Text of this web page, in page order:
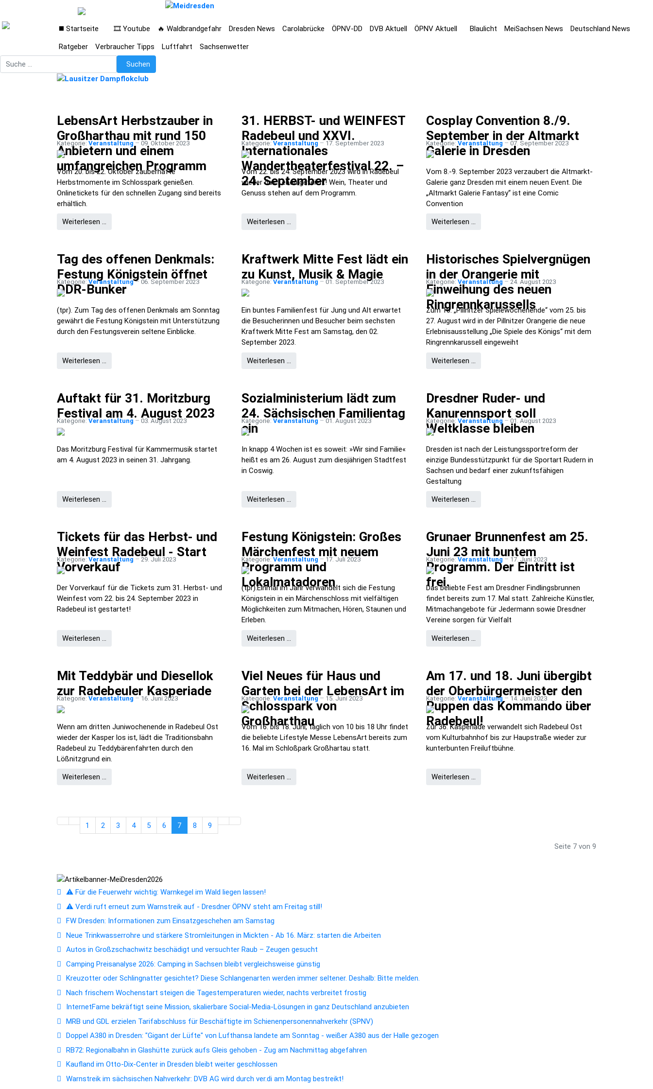
◼️ Startseite 🎞️ Youtube 🔥 Waldbrandgefahr Dresden News Carolabrücke ÖPNV-DD DVB Aktuell ÖPNV Aktuell Blaulicht MeiSachsen News Deutschland News
Ratgeber Verbraucher Tipps Luftfahrt
Sachsenwetter
Suchen
Suchen
LebensArt Herbstzauber in
Großharthau mit rund 150
Anbietern und einem
umfangreichen Programm
Kategorie: Veranstaltung 09. Oktober 2023
Vom 20. bis 22. Oktober zauberhafte
Herbstmomente im Schlosspark genießen.
Onlinetickets für den schnellen Zugang sind bereits
erhältlich.
Weiterlesen …
31. HERBST- und WEINFEST
Radebeul und XXVI.
Internationales
Wandertheaterfestival 22. –
24. September
Kategorie: Veranstaltung 17. September 2023
Vom 22. bis 24. September 2023 wird in Radebeul
wieder das Leben gefeiert! Wein, Theater und
Genuss stehen auf dem Programm.
Weiterlesen …
Cosplay Convention 8./9.
September in der Altmarkt
Galerie in Dresden
Kategorie: Veranstaltung 07. September 2023
Vom 8.-9. September 2023 verzaubert die Altmarkt-
Galerie ganz Dresden mit einem neuen Event. Die
„Altmarkt Galerie Fantasy“ ist eine Comic
Convention
Weiterlesen …
Tag des offenen Denkmals:
Festung Königstein öffnet
DDR-Bunker
Kategorie: Veranstaltung 06. September 2023
(tpr). Zum Tag des offenen Denkmals am Sonntag
gewährt die Festung Königstein mit Unterstützung
durch den Festungsverein seltene Einblicke.
Weiterlesen …
Kraftwerk Mitte Fest lädt ein
zu Kunst, Musik & Magie
Kategorie: Veranstaltung 01. September 2023
Ein buntes Familienfest für Jung und Alt erwartet
die Besucherinnen und Besucher beim sechsten
Kraftwerk Mitte Fest am Samstag, den 02.
September 2023.
Weiterlesen …
Historisches Spielvergnügen
in der Orangerie mit
Einweihung des neuen
Ringrennkarussells
Kategorie: Veranstaltung 24. August 2023
Zum 10. „Pillnitzer Spielewochenende“ vom 25. bis
27. August wird in der Pillnitzer Orangerie die neue
Erlebnisausstellung „Die Spiele des Königs“ mit dem
Ringrennkarussell eingeweiht
Weiterlesen …
Auftakt für 31. Moritzburg
Festival am 4. August 2023
Kategorie: Veranstaltung 03. August 2023
Das Moritzburg Festival für Kammermusik startet
am 4. August 2023 in seinen 31. Jahrgang.
Weiterlesen …
Sozialministerium lädt zum
24. Sächsischen Familientag
ein
Kategorie: Veranstaltung 01. August 2023
In knapp 4 Wochen ist es soweit: »Wir sind Familie«
heißt es am 26. August zum diesjährigen Stadtfest
in Coswig.
Weiterlesen …
Dresdner Ruder- und
Kanurennsport soll
Weltklasse bleiben
Kategorie: Veranstaltung 01. August 2023
Dresden ist nach der Leistungssportreform der
einzige Bundesstützpunkt für die Sportart Rudern in
Sachsen und bedarf einer zukunftsfähigen
Gestaltung
Weiterlesen …
Tickets für das Herbst- und
Weinfest Radebeul - Start
Vorverkauf
Kategorie: Veranstaltung 29. Juli 2023
Der Vorverkauf für die Tickets zum 31. Herbst- und
Weinfest vom 22. bis 24. September 2023 in
Radebeul ist gestartet!
Weiterlesen …
Festung Königstein: Großes
Märchenfest mit neuem
Programm und
Lokalmatadoren
Kategorie: Veranstaltung 17. Juli 2023
(tpr).Einmal im Jahr verwandelt sich die Festung
Königstein in ein Märchenschloss mit vielfältigen
Möglichkeiten zum Mitmachen, Hören, Staunen und
Erleben.
Weiterlesen …
Grunaer Brunnenfest am 25.
Juni 23 mit buntem
Programm. Der Eintritt ist
frei.
Kategorie: Veranstaltung 17. Juni 2023
Das beliebte Fest am Dresdner Findlingsbrunnen
findet bereits zum 17. Mal statt. Zahlreiche Künstler,
Mitmachangebote für Jedermann sowie Dresdner
Vereine sorgen für Vielfalt
Weiterlesen …
Mit Teddybär und Diesellok
zur Radebeuler Kasperiade
Kategorie: Veranstaltung 16. Juni 2023
Wenn am dritten Juniwochenende in Radebeul Ost
wieder der Kasper los ist, lädt die Traditionsbahn
Radebeul zu Teddybärenfahrten durch den
Lößnitzgrund ein.
Weiterlesen …
Viel Neues für Haus und
Garten bei der LebensArt im
Schlosspark von
Großharthau
Kategorie: Veranstaltung 15. Juni 2023
Vom 16. bis 18. Juni, täglich von 10 bis 18 Uhr findet
die beliebte Lifestyle Messe LebensArt bereits zum
16. Mal im Schloßpark Großhartau statt.
Weiterlesen …
Am 17. und 18. Juni übergibt
der Oberbürgermeister den
Puppen das Kommando über
Radebeul!
Kategorie: Veranstaltung 14. Juni 2023
Zur 36. Kasperiade verwandelt sich Radebeul Ost
vom Kulturbahnhof bis zur Haupstraße wieder zur
kunterbunten Freiluftbühne.
Weiterlesen …
1 2 3 4 5 6 7 8 9
Seite 7 von 9
⚠️ Für die Feuerwehr wichtig: Warnkegel im Wald liegen lassen!
⚠️ Verdi ruft erneut zum Warnstreik auf - Dresdner ÖPNV steht am Freitag still!
FW Dresden: Informationen zum Einsatzgeschehen am Samstag
Neue Trinkwasserrohre und stärkere Stromleitungen in Mickten - Ab 16. März: starten die Arbeiten
Autos in Großzschachwitz beschädigt und versuchter Raub – Zeugen gesucht
Camping Preisanalyse 2026: Camping in Sachsen bleibt vergleichsweise günstig
Kreuzotter oder Schlingnatter gesichtet? Diese Schlangenarten werden immer seltener. Deshalb: Bitte melden.
Nach frischem Wochenstart steigen die Tagestemperaturen wieder, nachts verbreitet frostig
InternetFame bekräftigt seine Mission, skalierbare Social-Media-Lösungen in ganz Deutschland anzubieten
MRB und GDL erzielen Tarifabschluss für Beschäftigte im Schienenpersonennahverkehr (SPNV)
Doppel A380 in Dresden: "Gigant der Lüfte" von Lufthansa landete am Sonntag - weißer A380 aus der Halle gezogen
RB72: Regionalbahn in Glashütte zurück aufs Gleis gehoben - Zug am Nachmittag abgefahren
Kaufland im Otto-Dix-Center in Dresden bleibt weiter geschlossen
Warnstreik im sächsischen Nahverkehr: DVB AG wird durch ver.di am Montag bestreikt!